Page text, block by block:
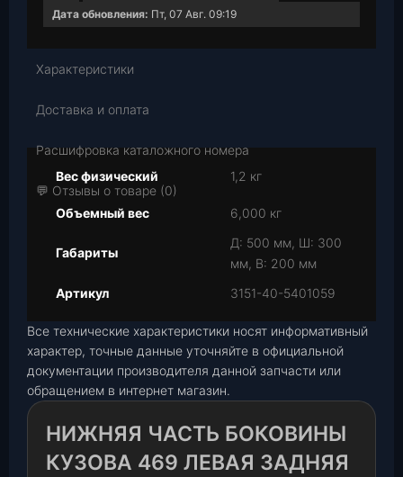
Дата обновления: Пт, 07 Авг. 09:19
Характеристики
Доставка и оплата
Расшифровка каталожного номера
💬 Отзывы о товаре (0)
Вес физический 1,2 кг
Объемный вес 6,000 кг
Габариты
Д: 500 мм, Ш: 300
мм, В: 200 мм
Артикул
3151-40-5401059
Все технические характеристики носят информативный
характер, точные данные уточняйте в официальной
документации производителя данной запчасти или
обращением в интернет магазин.
НИЖНЯЯ ЧАСТЬ БОКОВИНЫ
КУЗОВА 469 ЛЕВАЯ ЗАДНЯЯ